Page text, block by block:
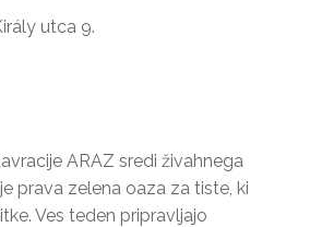
utca 9.
ARAZ sredi živahnega
prava zelena oaza za tiste, ki
Ves teden pripravljajo